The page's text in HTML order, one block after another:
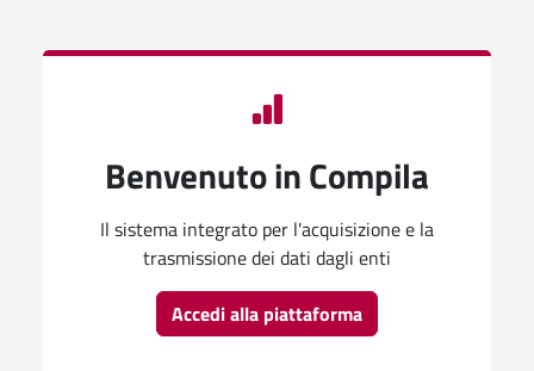
Benvenuto in Compila
Il sistema integrato per l'acquisizione e la
trasmissione dei dati dagli enti
Accedi alla piattaforma